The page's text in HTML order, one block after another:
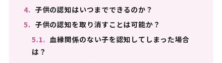
4. 子供の認知はいつまでできるのか？
5. 子供の認知を取り消すことは可能か？
5.1. 血縁関係のない子を認知してしまった場合
は？